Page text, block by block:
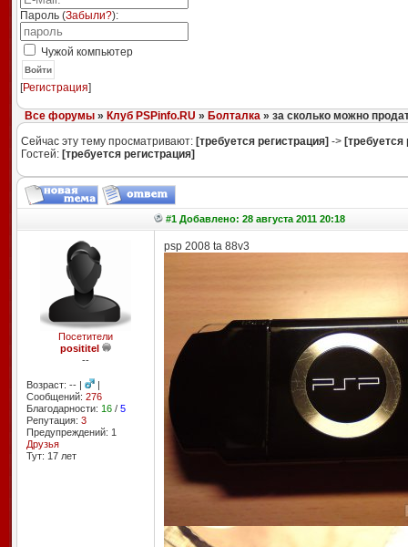
Пароль (Забыли?):
Чужой компьютер
Войти
[Регистрация]
Все форумы» Клуб PSPinfo.RU » Болталка» за сколько можно
Сейчас эту тему просматривают: [требуется регистрация] -> [требуется
Гостей: [требуется регистрация]
#1 Добавлено: 28 августа 2011 20:18
Посетители
posititel
--
Возраст: -- |
|
Сообщений: 276
Благодарности: 16/ 5
Репутация: 3
Предупреждений: 1
Друзья
Тут: 17 лет
psp 2008 ta 88v3